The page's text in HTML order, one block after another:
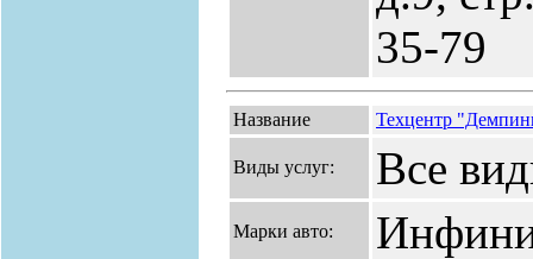
35-79
Название Техцентр
Виды услуг: Все
Марки авто: